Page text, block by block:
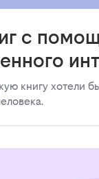
с
книгу хотели